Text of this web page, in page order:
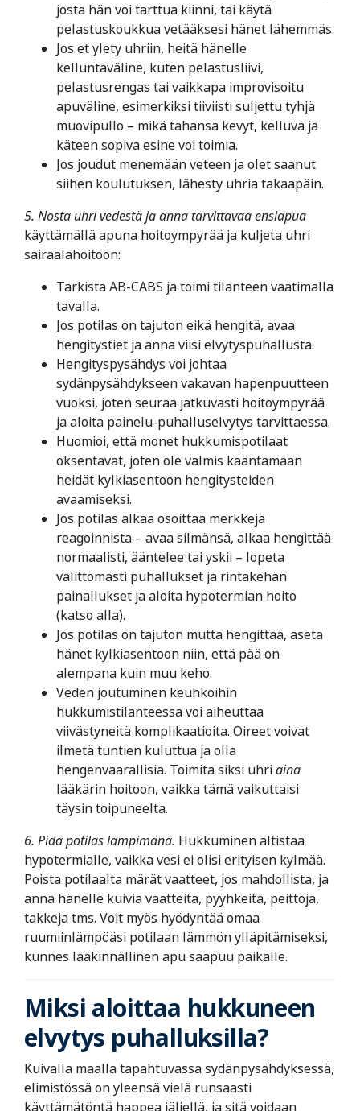
josta hän voi tarttua kiinni, tai käytä
pelastuskoukkua vetääksesi hänet lähemmäs.
Jos et ylety uhriin, heitä hänelle
kelluntaväline, kuten pelastusliivi,
pelastusrengas tai vaikkapa improvisoitu
apuväline, esimerkiksi tiiviisti suljettu tyhjä
muovipullo – mikä tahansa kevyt, kelluva ja
käteen sopiva esine voi toimia.
Jos joudut menemään veteen ja olet saanut
siihen koulutuksen, lähesty uhria takaapäin.
5. Nosta uhri vedestä ja anna tarvittavaa ensiapua
käyttämällä apuna hoitoympyrää ja kuljeta uhri
sairaalahoitoon:
Tarkista AB-CABS ja toimi tilanteen vaatimalla
tavalla.
Jos potilas on tajuton eikä hengitä, avaa
hengitystiet ja anna viisi elvytyspuhallusta.
Hengityspysähdys voi johtaa
sydänpysähdykseen vakavan hapenpuutteen
vuoksi, joten seuraa jatkuvasti hoitoympyrää
ja aloita painelu-puhalluselvytys tarvittaessa.
Huomioi, että monet hukkumispotilaat
oksentavat, joten ole valmis kääntämään
heidät kylkiasentoon hengitysteiden
avaamiseksi.
Jos potilas alkaa osoittaa merkkejä
reagoinnista – avaa silmänsä, alkaa hengittää
normaalisti, ääntelee tai yskii – lopeta
välittömästi puhallukset ja rintakehän
painallukset ja aloita hypotermian hoito
(katso alla).
Jos potilas on tajuton mutta hengittää, aseta
hänet kylkiasentoon niin, että pää on
alempana kuin muu keho.
Veden joutuminen keuhkoihin
hukkumistilanteessa voi aiheuttaa
viivästyneitä komplikaatioita. Oireet voivat
ilmetä tuntien kuluttua ja olla
hengenvaarallisia. Toimita siksi uhriaina
lääkärin hoitoon, vaikka tämä vaikuttaisi
täysin toipuneelta.
6. Pidä potilas lämpimänä. Hukkuminen altistaa
hypotermialle, vaikka vesi ei olisi erityisen kylmää.
Poista potilaalta märät vaatteet, jos mahdollista, ja
anna hänelle kuivia vaatteita, pyyhkeitä, peittoja,
takkeja tms. Voit myös hyödyntää omaa
ruumiinlämpöäsi potilaan lämmön ylläpitämiseksi,
kunnes lääkinnällinen apu saapuu paikalle.
Miksi aloittaa hukkuneen
elvytys puhalluksilla?
Kuivalla maalla tapahtuvassa sydänpysähdyksessä,
elimistössä on yleensä vielä runsaasti
käyttämätöntä happea jäljellä, ja sitä voidaan